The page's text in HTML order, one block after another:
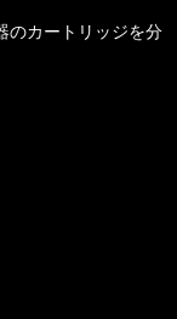
のカートリッジを分